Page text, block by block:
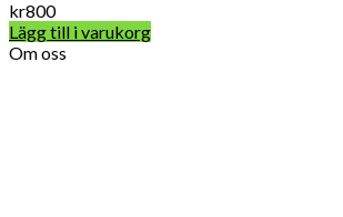
kr800
Lägg till i varukorg
Om oss